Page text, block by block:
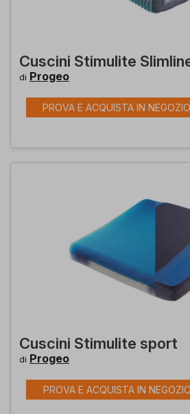
Cuscini Stimulite
di Progeo
PROVA E ACQUISTA IN
Cuscini Stimulite sport
di Progeo
PROVA E ACQUISTA IN